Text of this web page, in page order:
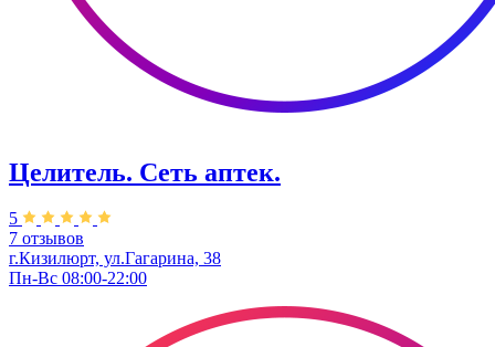
Целитель. ​Сеть аптек.
5
7 отзывов
г.Кизилюрт, ​ул.Гагарина, 38
Пн-Вс 08:00-22:00